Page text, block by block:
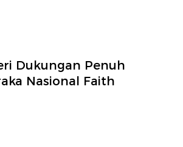
Dukungan Penuh
Nasional Faith